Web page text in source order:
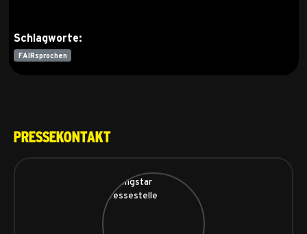
Schlagworte:
FAIRsprochen
Pressekontakt